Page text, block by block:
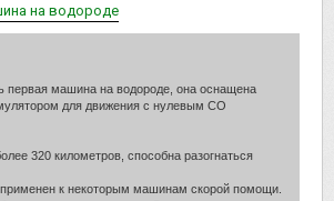
на водороде
первая машина на водороде, она оснащена
для движения с нулевым СО
320 километров, способна разогнаться
к некоторым машинам скорой помощи.